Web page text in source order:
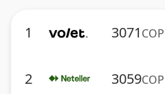
1 3071 COP
2 3059COP